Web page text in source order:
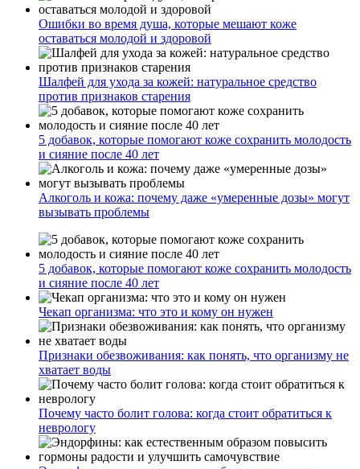
Ошибки во время душа, которые мешают коже
оставаться молодой и здоровой
Шалфей для ухода за кожей: натуральное средство
против признаков старения
5 добавок, которые помогают коже сохранить молодость
и сияние после 40 лет
Алкоголь и кожа: почему даже «умеренные дозы» могут
вызывать проблемы
5 добавок, которые помогают коже сохранить молодость
и сияние после 40 лет
Чекап организма: что это и кому он нужен
Признаки обезвоживания: как понять, что организму не
хватает воды
Почему часто болит голова: когда стоит обратиться к
неврологу